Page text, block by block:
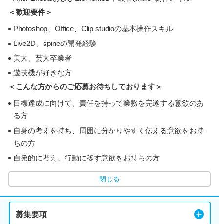
＜歓迎要件＞
Photoshop、Office、Clip studioの基本操作スキル
Live2D、spineの開発経験
美大、芸大卒業者
遊技機が好きな方
＜こんな方からのご応募お待ちしております＞
目標達成に向けて、責任を持って業務を完遂する意欲のあ
る方
自身の考えを持ち、周囲に分かりやすく伝える意欲をお持
ちの方
自発的に考え、行動に移す意欲をお持ちの方
閉じる
募集要項